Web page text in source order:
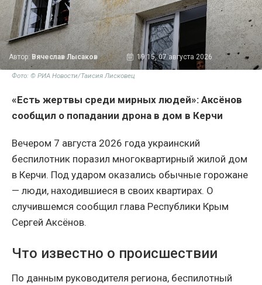
Автор: Вячеслав Лысаков 19:15, 07 августа 2026
Фото: © РИА Новости/Таисия Лисковец
«Есть жертвы среди мирных людей»: Аксёнов
сообщил о попадании дрона в дом в Керчи
Вечером 7 августа 2026 года украинский
беспилотник поразил многоквартирный жилой дом
в Керчи. Под ударом оказались обычные горожане
— люди, находившиеся в своих квартирах. О
случившемся сообщил глава Республики Крым
Сергей Аксёнов.
Что известно о происшествии
По данным руководителя региона, беспилотный